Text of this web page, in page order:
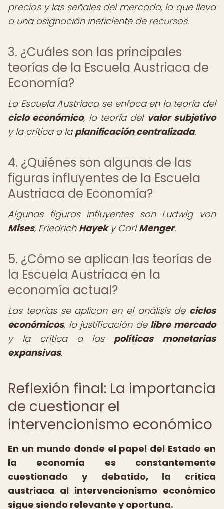
precios y las señales del mercado, lo que lleva
a una asignación ineficiente de recursos.
3. ¿Cuáles son las principales
teorías de la Escuela Austriaca de
Economía?
La Escuela Austriaca se enfoca en la teoría del
ciclo económico, la teoría del valor subjetivo
y la crítica a la planificación centralizada.
4. ¿Quiénes son algunas de las
figuras influyentes de la Escuela
Austriaca de Economía?
Algunas figuras influyentes son Ludwig von
Mises, Friedrich Hayeky CarlMenger.
5. ¿Cómo se aplican las teorías de
la Escuela Austriaca en la
economía actual?
Las teorías se aplican en el análisis de ciclos
económicos, la justificación de libre mercado
y la crítica a las políticas monetarias
expansivas.
Reflexión final: La importancia
de cuestionar el
intervencionismo económico
En un mundo donde el papel del Estado en
la economía es constantemente
cuestionado y debatido, la crítica
austriaca al intervencionismo económico
sigue siendo relevante y oportuna.